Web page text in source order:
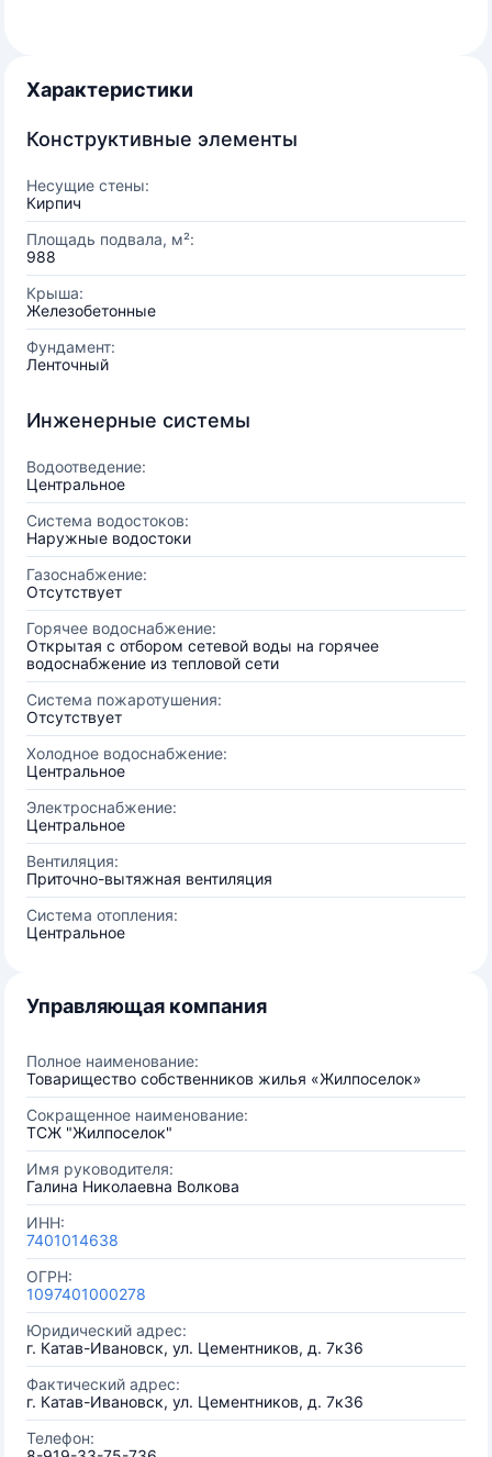
Характеристики
Конструктивные элементы
Несущие стены:
Кирпич
Площадь подвала, м²:
988
Крыша:
Железобетонные
Фундамент:
Ленточный
Инженерные системы
Водоотведение:
Центральное
Система водостоков:
Наружные водостоки
Газоснабжение:
Отсутствует
Горячее водоснабжение:
Открытая с отбором сетевой воды на горячее
водоснабжение из тепловой сети
Система пожаротушения:
Отсутствует
Холодное водоснабжение:
Центральное
Электроснабжение:
Центральное
Вентиляция:
Приточно-вытяжная вентиляция
Система отопления:
Центральное
Управляющая компания
Полное наименование:
Товарищество собственников жилья «Жилпоселок»
Сокращенное наименование:
ТСЖ "Жилпоселок"
Имя руководителя:
Галина Николаевна Волкова
ИНН:
7401014638
ОГРН:
1097401000278
Юридический адрес:
г. Катав-Ивановск, ул. Цементников, д. 7к36
Фактический адрес:
г. Катав-Ивановск, ул. Цементников, д. 7к36
Телефон: